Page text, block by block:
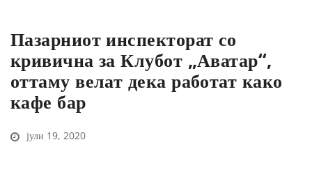
Пазарниот инспекторат со
кривична за Клубот „Аватар“,
оттаму велат дека работат како
кафе бар
јули 19, 2020